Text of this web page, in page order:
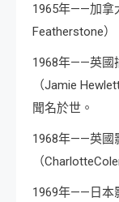
1965年——加拿
Featherstone）
1968年——英國
（Jamie
聞名於世。
1968年——英國
（
1969年——日本